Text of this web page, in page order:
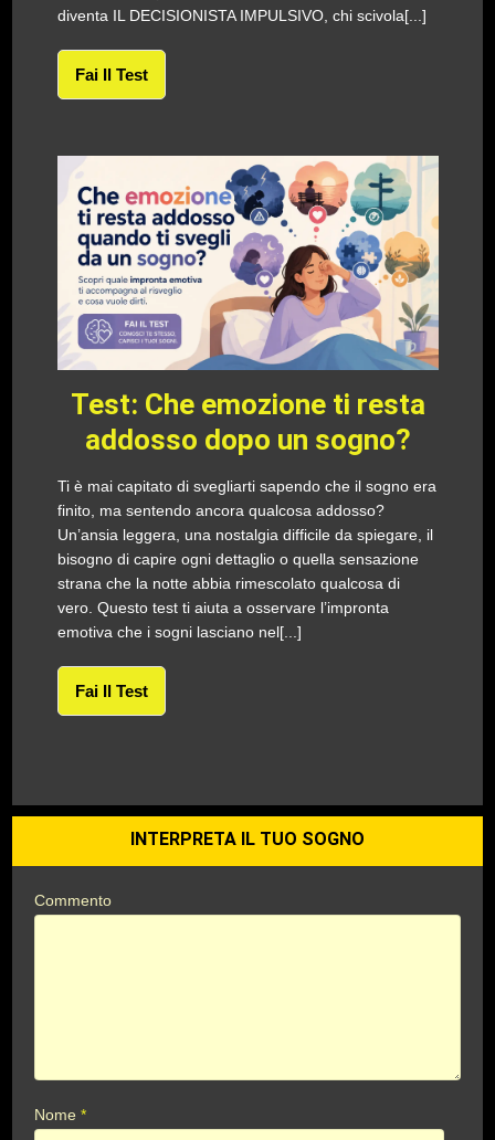
diventa IL DECISIONISTA IMPULSIVO, chi scivola[...]
Fai Il Test
Test: Che emozione ti resta
addosso dopo un sogno?
Ti è mai capitato di svegliarti sapendo che il sogno era
finito, ma sentendo ancora qualcosa addosso?
Un’ansia leggera, una nostalgia difficile da spiegare, il
bisogno di capire ogni dettaglio o quella sensazione
strana che la notte abbia rimescolato qualcosa di
vero. Questo test ti aiuta a osservare l’impronta
emotiva che i sogni lasciano nel[...]
Fai Il Test
INTERPRETA IL TUO SOGNO
Commento
Nome*